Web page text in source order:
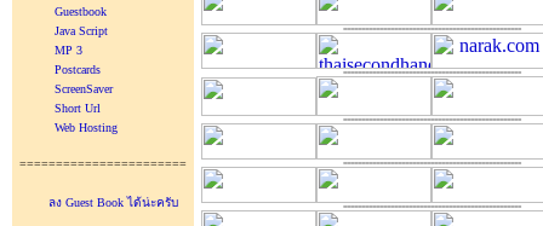
Guestbook
Java Script
MP 3
Postcards
ScreenSaver
Short Url
Web Hosting
=======================
ลง Guest Book ได้น่ะครับ
=================================================
=================================================
=================================================
=================================================
=================================================